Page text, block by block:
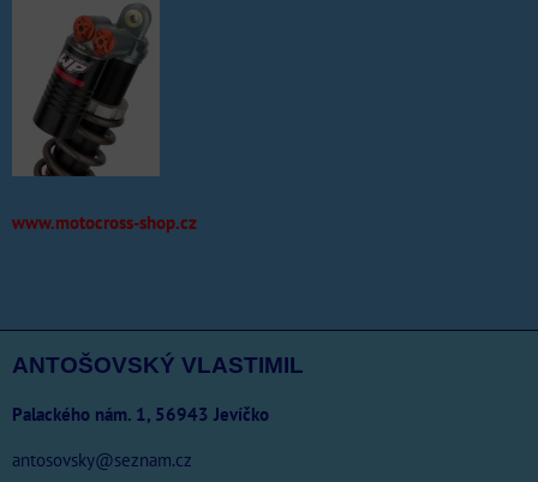
www.motocross-shop.cz
ANTOŠOVSKÝ VLASTIMIL
Palackého nám. 1, 56943 Jevíčko
antosovsky@seznam.cz